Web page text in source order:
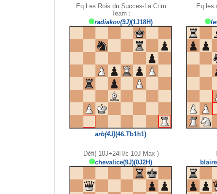
Eq:Les Rois du Succes-La Crim
Team :
radiakov(9J)(1J18H)
arb(4J)(46.Tb1h1)
Eq:les
Défi( 10J+24H/c 10J Max )
chevalice(9J)(0J2H)